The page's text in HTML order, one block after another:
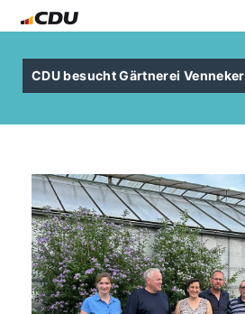
CDU besucht Gärtnerei Venneker